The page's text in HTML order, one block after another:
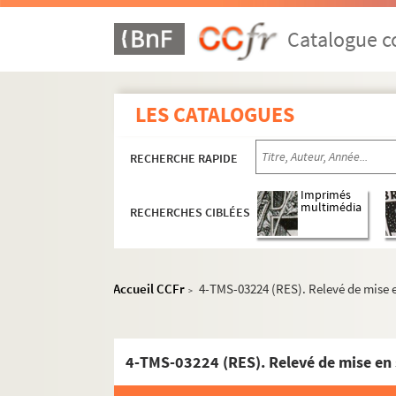
Catalogue
LES CATALOGUES
RECHERCHE RAPIDE
RECHERCHES CIBLÉES
Imprimés
multimédia
Accueil CCFr > 4-TMS-03224 (RES). Relevé de
4-TMS-03224 (RES). Relevé de mise
Ernest Blum. Les mystères de Paris : drame
Eugène Sue, Prosper Dinaux. Les mystères
Yves Mirande, Henri Géroule. Le
William Busnach. Nana : pièce en 5 actes.
Fernand Meynet, Gabriel Didier. Napoléon :
Maurice Rostand. Napoléon IV : pièce en 3
Paul Raynal. Napoléon unique : comédie
André de Lorde, Jean Marsèle.
Roger Feral. Ne faites pas l'enfant : pièce en
Romain Coolus. Né un dimanche : comédie